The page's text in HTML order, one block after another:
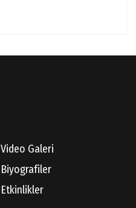
Video Galeri
Biyografiler
Etkinlikler